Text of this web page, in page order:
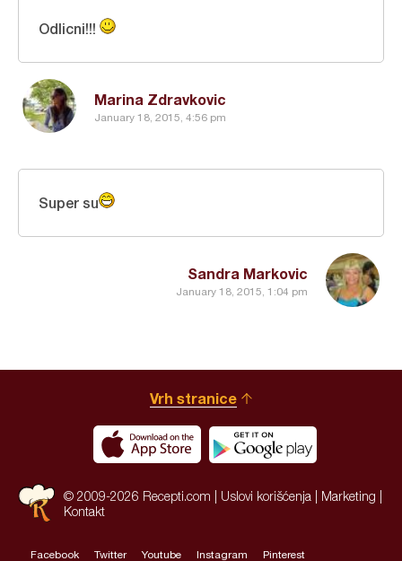
Marina Zdravkovic
January 18, 2015, 4:56 pm
Odlicni!!!
Sandra Markovic
January 18, 2015, 1:04 pm
Super su
Vrh stranice
© 2009-2026 Recepti.com | Uslovi korišćenja Marketing
Kontakt
Facebook Twitter Youtube Instagram Pinterest